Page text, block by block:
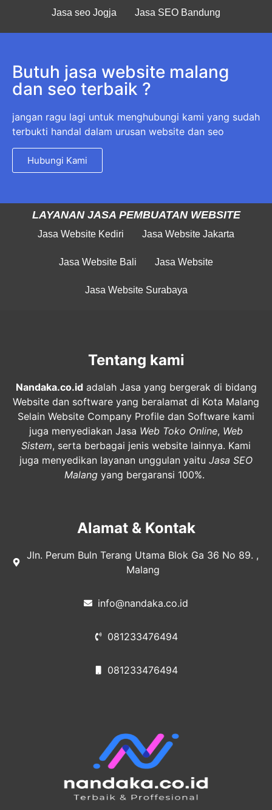
Jasa seo Jogja Jasa SEO Bandung
Butuh jasa website malang
dan seo terbaik ?
jangan ragu lagi untuk menghubungi kami yang sudah
terbukti handal dalam urusan website dan seo
Hubungi Kami
LAYANAN JASA PEMBUATAN WEBSITE
Jasa Website Kediri Jasa Website Jakarta
Jasa Website Bali Jasa Website
Jasa Website Surabaya
Tentang kami
Nandaka.co.id adalah Jasa yang bergerak di bidang
Website dan software yang beralamat di Kota Malang
Selain Website Company Profile dan Software kami
juga menyediakan Jasa Web Toko Online, Web
Sistem, serta berbagai jenis website lainnya. Kami
juga menyedikan layanan unggulan yaitu Jasa SEO
Malang yang bergaransi 100%.
Alamat & Kontak
Jln. Perum Buln Terang Utama Blok Ga 36 No 89. ,
Malang
info@nandaka.co.id
081233476494
081233476494